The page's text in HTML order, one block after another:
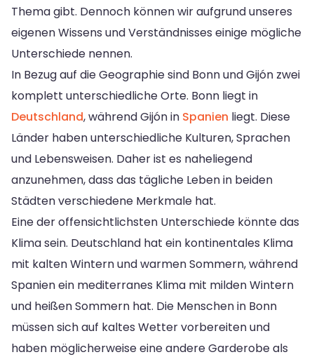
Thema gibt. Dennoch können wir aufgrund unseres
eigenen Wissens und Verständnisses einige mögliche
Unterschiede nennen.
In Bezug auf die Geographie sind Bonn und Gijón zwei
komplett unterschiedliche Orte. Bonn liegt in
Deutschland, während Gijón in Spanien liegt. Diese
Länder haben unterschiedliche Kulturen, Sprachen
und Lebensweisen. Daher ist es naheliegend
anzunehmen, dass das tägliche Leben in beiden
Städten verschiedene Merkmale hat.
Eine der offensichtlichsten Unterschiede könnte das
Klima sein. Deutschland hat ein kontinentales Klima
mit kalten Wintern und warmen Sommern, während
Spanien ein mediterranes Klima mit milden Wintern
und heißen Sommern hat. Die Menschen in Bonn
müssen sich auf kaltes Wetter vorbereiten und
haben möglicherweise eine andere Garderobe als